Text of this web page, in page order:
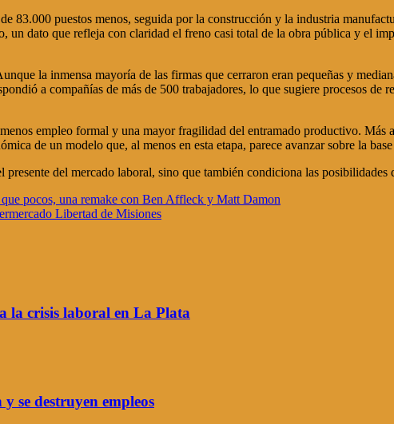
83.000 puestos menos, seguida por la construcción y la industria
un dato que refleja con claridad el freno casi total de la obra pública y el
la inmensa mayoría de las firmas que cerraron eran pequeñas y
a compañías de más de 500 trabajadores, lo que sugiere procesos de
empleo formal y una mayor fragilidad del entramado productivo.
de un modelo que, al menos en esta etapa, parece avanzar sobre la
del mercado laboral, sino que también condiciona las
pocos, una remake con Ben Affleck y Matt Damon
Libertad de Misiones
la crisis laboral en La Plata
se destruyen empleos